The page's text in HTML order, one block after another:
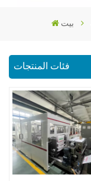
بيت
فئات المنتجات